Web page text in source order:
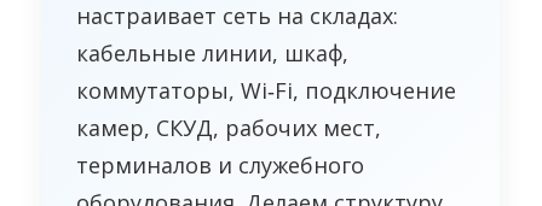
настраивает сеть на складах:
кабельные линии, шкаф,
коммутаторы, Wi‑Fi, подключение
камер, СКУД, рабочих мест,
терминалов и служебного